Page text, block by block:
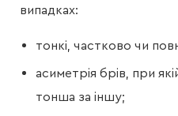
випадках:
тонкі, частково чи
асиметрія брів, при
тонша за іншу;